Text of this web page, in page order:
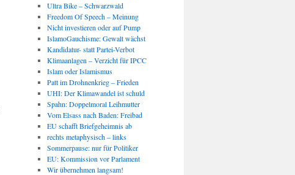
Ultra Bike – Schwarzwald
Freedom Of Speech – Meinung
Nicht investieren oder auf Pump
IslamoGauchisme: Gewalt wächst
Kandidatur- statt Partei-Verbot
Klimaanlagen – Verzicht für IPCC
Islam oder Islamismus
Patt im Drohnenkrieg – Frieden
UHI: Der Klimawandel ist schuld
Spahn: Doppelmoral Leihmutter
Vom Elsass nach Baden: Freibad
EU schafft Briefgeheimnis ab
rechts metaphysisch – links
Sommerpause: nur für Politiker
EU: Kommission vor Parlament
Wir übernehmen langsam!